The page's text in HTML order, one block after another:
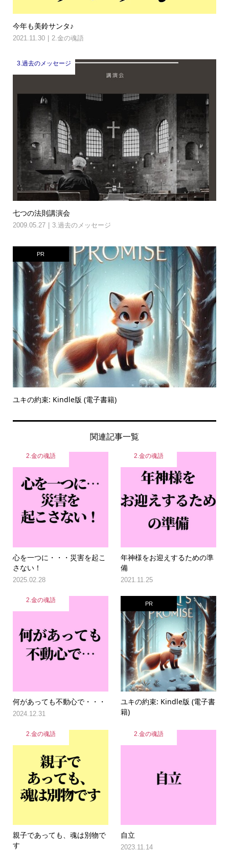
今年も美鈴サンタ♪
2021.11.30 2.金の魂語
3.過去のメッセージ
七つの法則講演会
2009.05.27 3.過去のメッセージ
PR
ユキの約束: Kindle版 (電子書籍)
関連記事一覧
2.金の魂語
心を一つに・・・災害を起こ
さない！
2025.02.28
2.金の魂語
年神様をお迎えするための準
備
2021.11.25
2.金の魂語
何があっても不動心で・・・
2024.12.31
PR
ユキの約束: Kindle版 (電子書
籍)
2.金の魂語
親子であっても、魂は別物で
す
2.金の魂語
自立
2023.11.14